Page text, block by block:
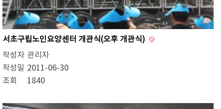
서초구립노인요양센터 개관식(오후 개관식)
작성자 관리자
작성일 2011-06-30
조회
1840